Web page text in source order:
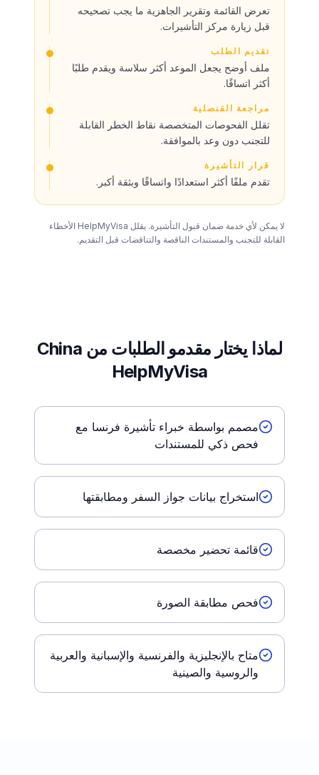
تعرض القائمة وتقرير الجاهزية ما يجب تصحيحه
قبل زيارة مركز التأشيرات.
تقديم الطلب
ملف أوضح يجعل الموعد أكثر سلاسة ويقدم طلبًا
أكثر اتساقًا.
مراجعة القنصلية
تقلل الفحوصات المتخصصة نقاط الخطر القابلة
للتجنب دون وعد بالموافقة.
قرار التأشيرة
تقدم ملفًا أكثر استعدادًا واتساقًا وبثقة أكبر.
لا يمكن لأي خدمة ضمان قبول التأشيرة. يقلل HelpMyVisa الأخطاء
القابلة للتجنب والمستندات الناقصة والتناقضات قبل التقديم.
لماذا يختار مقدمو الطلبات من China
HelpMyVisa
مصمم بواسطة خبراء تأشيرة فرنسا مع
فحص ذكي للمستندات
استخراج بيانات جواز السفر ومطابقتها
قائمة تحضير مخصصة
فحص مطابقة الصورة
متاح بالإنجليزية والفرنسية والإسبانية والعربية
والروسية والصينية